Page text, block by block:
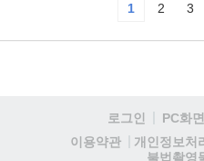
1 2 3
로그인 PC화면
이용약관
개인정보처
불법촬영